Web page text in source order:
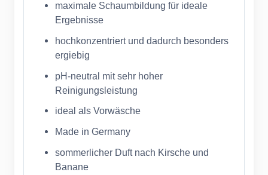
maximale Schaumbildung für ideale
Ergebnisse
hochkonzentriert und dadurch besonders
ergiebig
pH-neutral mit sehr hoher
Reinigungsleistung
ideal als Vorwäsche
Made in Germany
sommerlicher Duft nach Kirsche und
Banane